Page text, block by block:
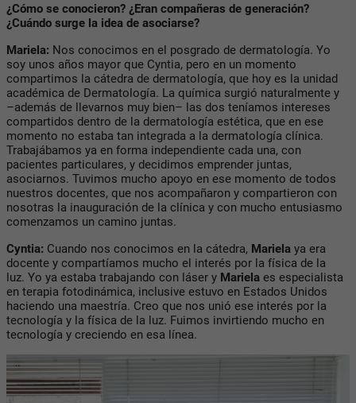
¿Cómo se conocieron? ¿Eran compañeras de generación?
¿Cuándo surge la idea de asociarse?
Mariela: Nos conocimos en el posgrado de dermatología. Yo
soy unos años mayor que Cyntia, pero en un momento
compartimos la cátedra de dermatología, que hoy es la unidad
académica de Dermatología. La química surgió naturalmente y
–además de llevarnos muy bien– las dos teníamos intereses
compartidos dentro de la dermatología estética, que en ese
momento no estaba tan integrada a la dermatología clínica.
Trabajábamos ya en forma independiente cada una, con
pacientes particulares, y decidimos emprender juntas,
asociarnos. Tuvimos mucho apoyo en ese momento de todos
nuestros docentes, que nos acompañaron y compartieron con
nosotras la inauguración de la clínica y con mucho entusiasmo
comenzamos un camino juntas.
Cyntia: Cuando nos conocimos en la cátedra, Mariela ya era
docente y compartíamos mucho el interés por la física de la
luz. Yo ya estaba trabajando con láser y Mariela es especialista
en terapia fotodinámica, inclusive estuvo en Estados Unidos
haciendo una maestría. Creo que nos unió ese interés por la
tecnología y la física de la luz. Fuimos invirtiendo mucho en
tecnología y creciendo en esa línea.